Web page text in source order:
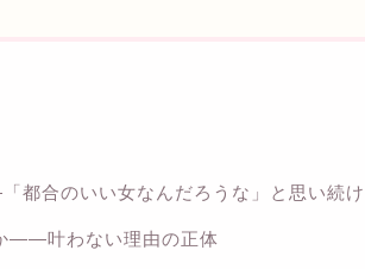
都合のいい女なんだろうな」と思い続
——叶わない理由の正体